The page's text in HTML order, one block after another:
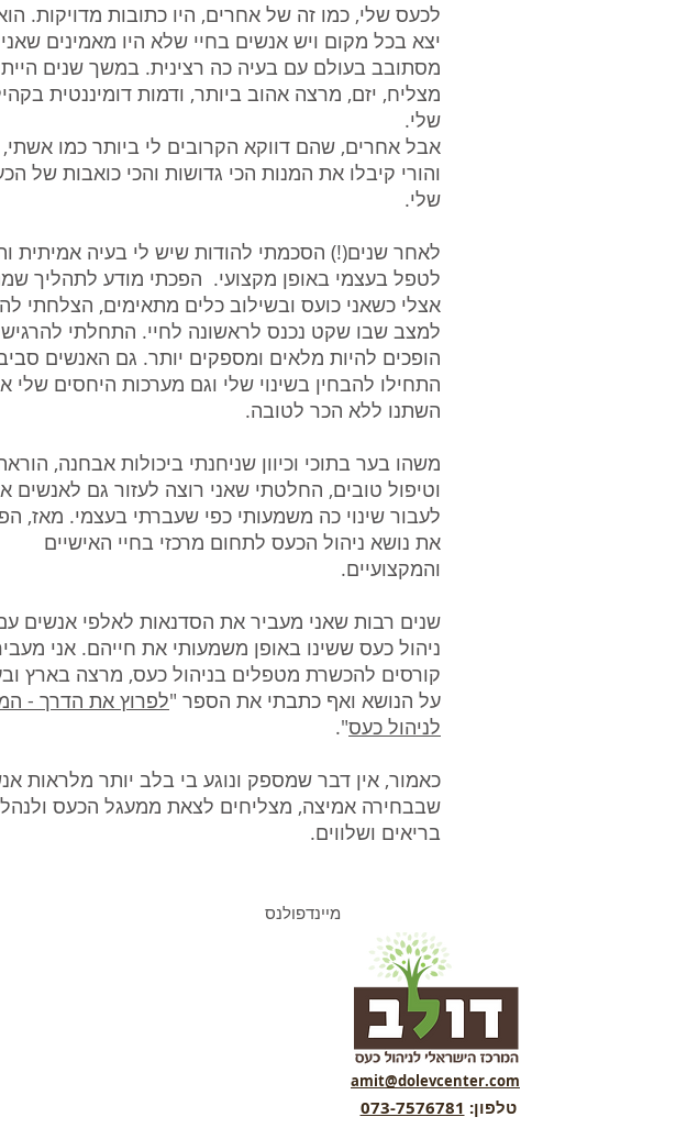
לכעס שלי, כמו זה של אחרים, היו כתובות מדויקות.
יצא בכל מקום ויש אנשים בחיי שלא היו מאמינים שאני
מסתובב בעולם עם בעיה כה רצינית. במשך שנים
מצליח, יזם, מרצה אהוב ביותר, ודמות דומיננטית
שלי.
אבל אחרים, שהם דווקא הקרובים לי ביותר כמו אשתי,
והורי קיבלו את המנות הכי גדושות והכי כואבות של
שלי.
לאחר שנים(!) הסכמתי להודות שיש לי בעיה אמיתית
לטפל בעצמי באופן מקצועי. הפכתי מודע לתהליך
אצלי כשאני כועס ובשילוב כלים מתאימים, הצלחתי
למצב שבו שקט נכנס לראשונה לחיי. התחלתי להרגיש
הופכים להיות מלאים ומספקים יותר. גם האנשים
התחילו להבחין בשינוי שלי וגם מערכות היחסים שלי
השתנו ללא הכר לטובה.
משהו בער בתוכי וכיוון שניחנתי ביכולות אבחנה,
וטיפול טובים, החלטתי שאני רוצה לעזור גם לאנשים
לעבור שינוי כה משמעותי כפי שעברתי בעצמי. מאז,
את נושא ניהול הכעס לתחום מרכזי בחיי האישיים
והמקצועיים.
שנים רבות שאני מעביר את הסדנאות לאלפי אנשים
ניהול כעס ששינו באופן משמעותי את חייהם. אני
קורסים להכשרת מטפלים בניהול כעס, מרצה בארץ
על הנושא ואף כתבתי את הספר "לפרוץ את הדרך -
לניהול כעס".
כאמור, אין דבר שמספק ונוגע בי בלב יותר מלראות
שבבחירה אמיצה, מצליחים לצאת ממעגל הכעס ולנהל
בריאים ושלווים.
מיינדפולנס
amit@dolevcenter.com
טלפון: 073-7576781